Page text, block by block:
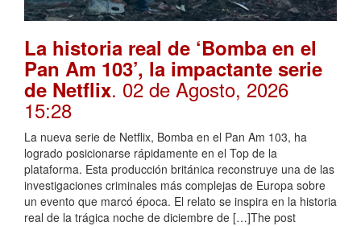
La historia real de ‘Bomba en el
Pan Am 103’, la impactante serie
de Netflix. 02 de Agosto, 2026
15:28
La nueva serie de Netflix, Bomba en el Pan Am 103, ha
logrado posicionarse rápidamente en el Top de la
plataforma. Esta producción británica reconstruye una de las
investigaciones criminales más complejas de Europa sobre
un evento que marcó época. El relato se inspira en la historia
real de la trágica noche de diciembre de […]The post